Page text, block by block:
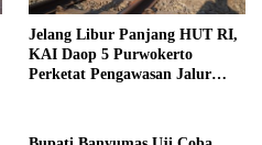
Jelang Libur Panjang HUT RI,
KAI Daop 5 Purwokerto
Perketat Pengawasan Jalur